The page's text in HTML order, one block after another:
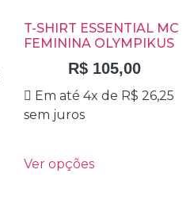
T-SHIRT ESSENTIAL MC
FEMININA OLYMPIKUS
R$ 105,00
Em até 4x de R$ 26,25
sem juros
Ver opções